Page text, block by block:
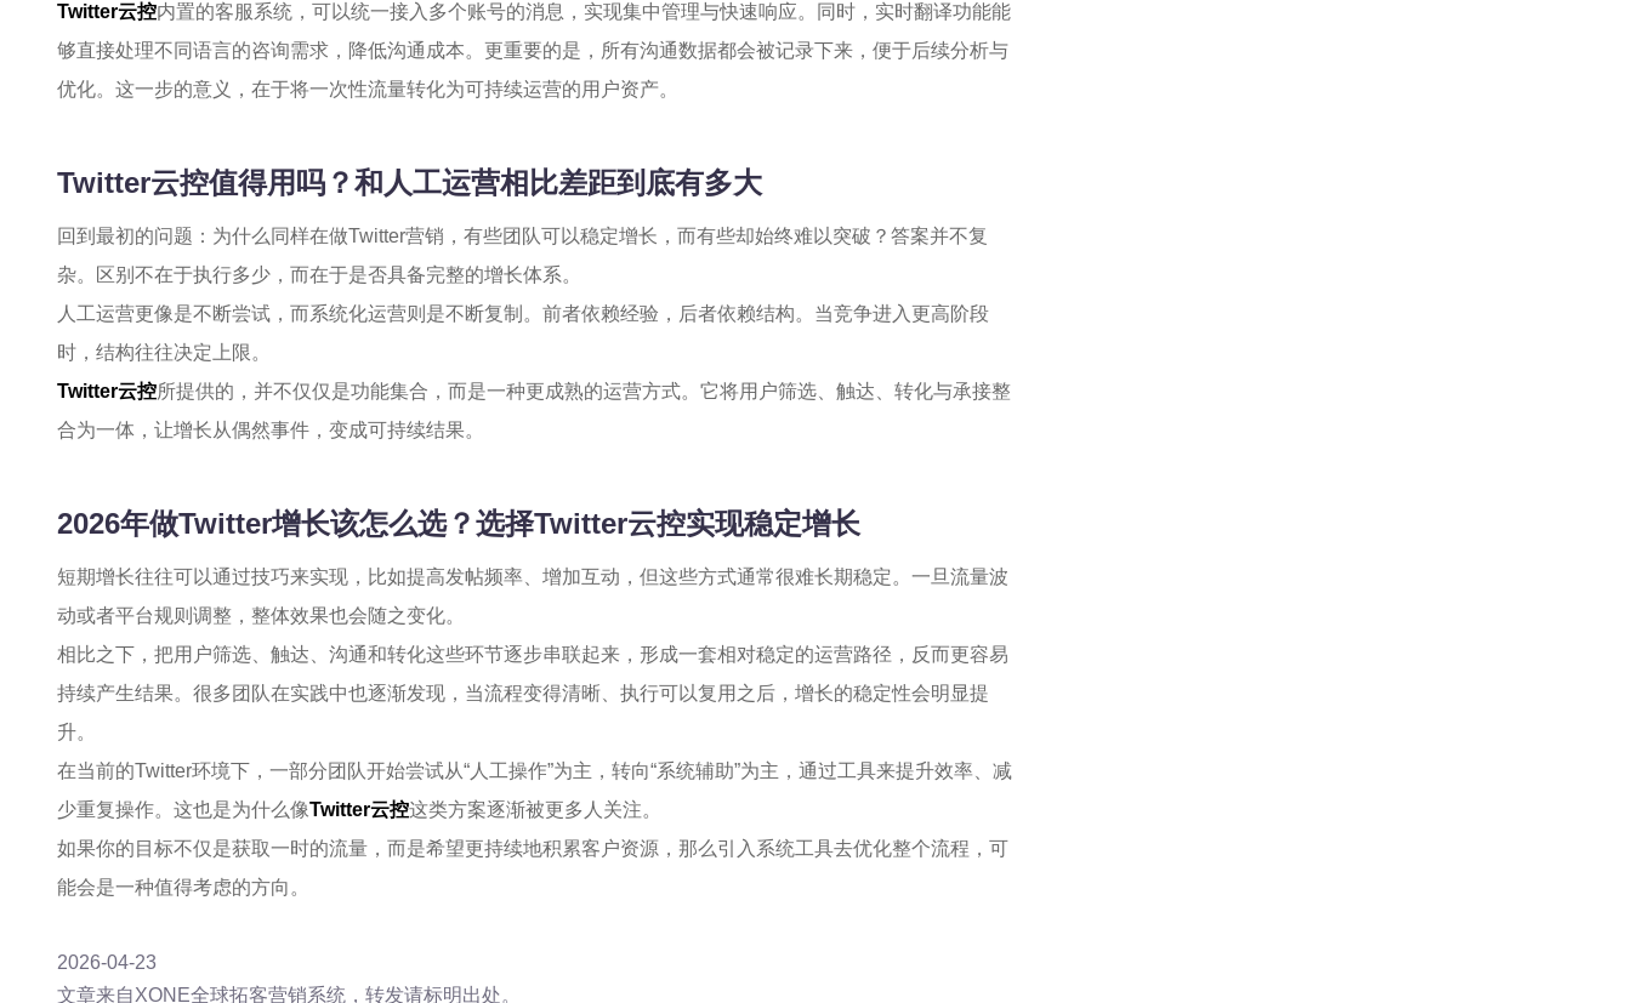
Twitter云控内置的客服系统，可以统一接入多个账号的消息，实现集中管理与快速响应。同时，实时翻译功能能
够直接处理不同语言的咨询需求，降低沟通成本。更重要的是，所有沟通数据都会被记录下来，便于后续分析与
优化。这一步的意义，在于将一次性流量转化为可持续运营的用户资产。
Twitter云控值得用吗？和人工运营相比差距到底有多大
回到最初的问题：为什么同样在做Twitter营销，有些团队可以稳定增长，而有些却始终难以突破？答案并不复
杂。区别不在于执行多少，而在于是否具备完整的增长体系。
人工运营更像是不断尝试，而系统化运营则是不断复制。前者依赖经验，后者依赖结构。当竞争进入更高阶段
时，结构往往决定上限。
Twitter云控所提供的，并不仅仅是功能集合，而是一种更成熟的运营方式。它将用户筛选、触达、转化与承接整
合为一体，让增长从偶然事件，变成可持续结果。
2026年做Twitter增长该怎么选？选择Twitter云控实现稳定增长
短期增长往往可以通过技巧来实现，比如提高发帖频率、增加互动，但这些方式通常很难长期稳定。一旦流量波
动或者平台规则调整，整体效果也会随之变化。
相比之下，把用户筛选、触达、沟通和转化这些环节逐步串联起来，形成一套相对稳定的运营路径，反而更容易
持续产生结果。很多团队在实践中也逐渐发现，当流程变得清晰、执行可以复用之后，增长的稳定性会明显提
升。
在当前的Twitter环境下，一部分团队开始尝试从“人工操作”为主，转向“系统辅助”为主，通过工具来提升效率、减
少重复操作。这也是为什么像Twitter云控这类方案逐渐被更多人关注。
如果你的目标不仅是获取一时的流量，而是希望更持续地积累客户资源，那么引入系统工具去优化整个流程，可
能会是一种值得考虑的方向。
2026-04-23
文章来自XONE全球拓客营销系统，转发请标明出处。